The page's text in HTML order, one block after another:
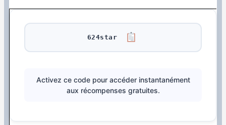
624star
Activez ce code pour accéder instantanément
aux récompenses gratuites.